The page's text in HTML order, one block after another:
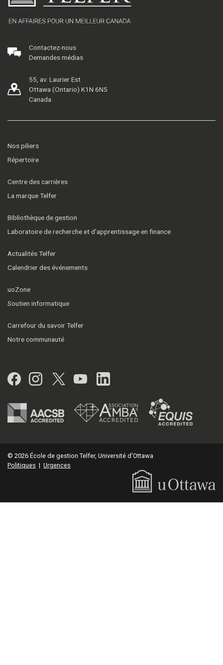
Contactez-nous
Demandes médias
55, av. Laurier Est
Ottawa (Ontario) K1N 6N5
Canada
Nos piliers
Répertoire
Centre des carrières
La marque Telfer
Bibliothèque de gestion
Laboratoire de recherche et d’apprentissage en finance
Actualités Telfer
Calendrier des événements
uoZone
Soutien informatique
Carrefour du savoir Telfer
Notre communauté
Facebook
Instagram
Twitter
YouTubeLinkedIn
© 2026 École de gestion Telfer, Université d'Ottawa
Politiques | Urgences